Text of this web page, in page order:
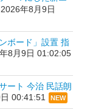
2026年8月9日
ボード」設置 指
8月9日 01:02:05
ート 今治 民話朗
00:41:51 NEW